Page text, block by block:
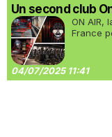
Un second club
ON AIR,
France
04/07/2025 11:41